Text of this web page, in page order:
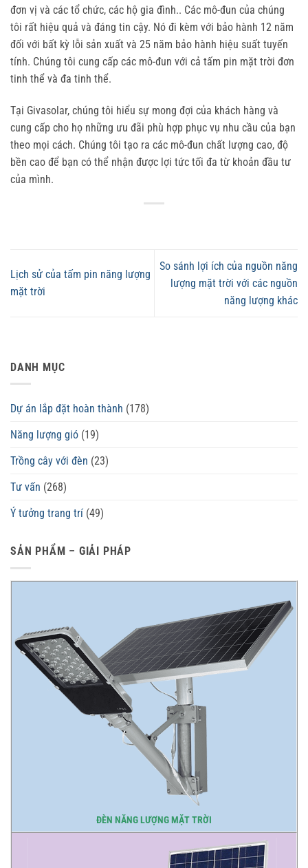
đơn vị và các tổ chức, các hộ gia đình.. Các mô-đun của chúng
tôi rất hiệu quả và đáng tin cậy. Nó đi kèm với bảo hành 12 năm
đối với bất kỳ lỗi sản xuất và 25 năm bảo hành hiệu suất tuyến
tính. Chúng tôi cung cấp các mô-đun với cả tấm pin mặt trời đơn
tinh thể và đa tinh thể.
Tại Givasolar, chúng tôi hiểu sự mong đợi của khách hàng và
cung cấp cho họ những ưu đãi phù hợp phục vụ nhu cầu của bạn
theo mọi cách. Chúng tôi tạo ra các mô-đun chất lượng cao, độ
bền cao để bạn có thể nhận được lợi tức tối đa từ khoản đầu tư
của mình.
Lịch sử của tấm pin năng lượng
mặt trời
So sánh lợi ích của nguồn năng
lượng mặt trời với các nguồn
năng lượng khác
DANH MỤC
Dự án lắp đặt hoàn thành (178)
Năng lượng gió (19)
Trồng cây với đèn (23)
Tư vấn (268)
Ý tưởng trang trí (49)
SẢN PHẨM – GIẢI PHÁP
ĐÈN NĂNG LƯỢNG MẶT TRỜI